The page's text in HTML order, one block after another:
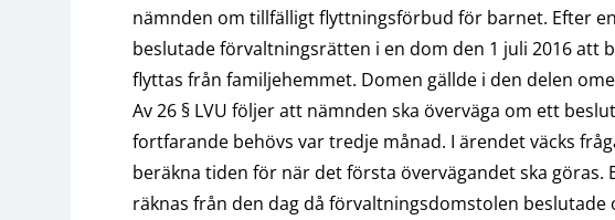
nämnden om tillfälligt flyttningsförbud för barnet. Efter
beslutade förvaltningsrätten i en dom den 1 juli 2016 att
flyttas från familjehemmet. Domen gällde i den delen
Av 26 § LVU följer att nämnden ska överväga om ett
fortfarande behövs var tredje månad. I ärendet väcks
beräkna tiden för när det första övervägandet ska göras.
räknas från den dag då förvaltningsdomstolen